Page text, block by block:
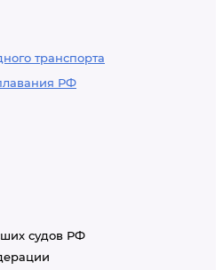
транспорта
РФ
судов РФ